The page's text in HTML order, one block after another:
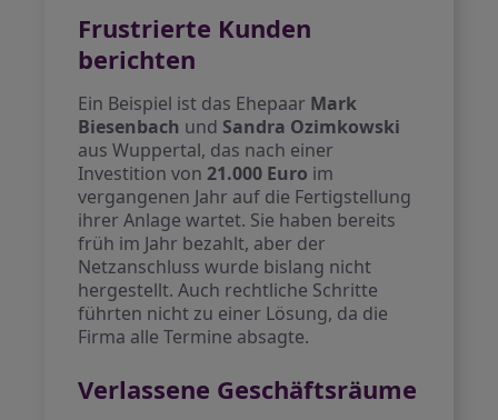
Frustrierte Kunden
berichten
Ein Beispiel ist das Ehepaar Mark
Biesenbach und Sandra Ozimkowski
aus Wuppertal, das nach einer
Investition von21.000 Euro im
vergangenen Jahr auf die Fertigstellung
ihrer Anlage wartet. Sie haben bereits
früh im Jahr bezahlt, aber der
Netzanschluss wurde bislang nicht
hergestellt. Auch rechtliche Schritte
führten nicht zu einer Lösung, da die
Firma alle Termine absagte.
Verlassene Geschäftsräume